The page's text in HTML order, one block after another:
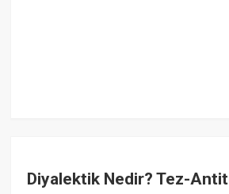
Diyalektik Nedir? Tez-